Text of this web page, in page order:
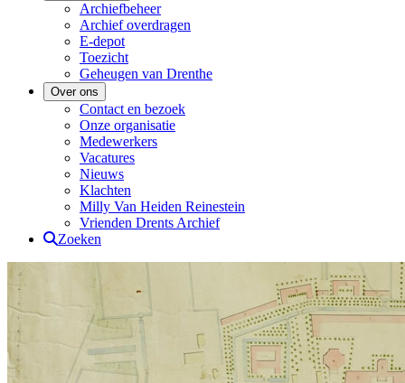
Archiefbeheer
Archief overdragen
E-depot
Toezicht
Geheugen van Drenthe
Over ons
Contact en bezoek
Onze organisatie
Medewerkers
Vacatures
Nieuws
Klachten
Milly Van Heiden Reinestein
Vrienden Drents Archief
Zoeken
Drents Archief